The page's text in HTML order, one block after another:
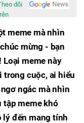
dõi
meme mà nhìn
mừng - bạn
Loại meme này
trong cuộc, ai hiểu
ngác mà nhìn
meme khó
lý đến mang tính